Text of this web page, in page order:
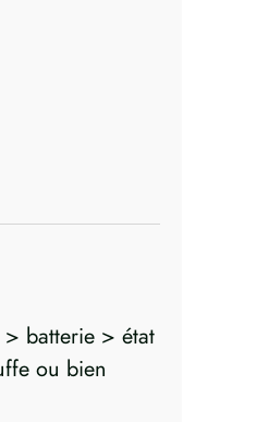
> batterie > état
ou bien